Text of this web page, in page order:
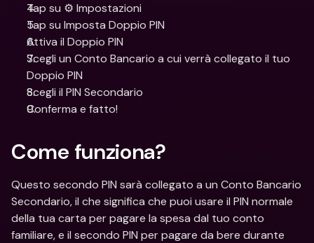
Tap su ⚙️ Impostazioni
Tap su Imposta Doppio PIN
Attiva il Doppio PIN
Scegli un Conto Bancario a cui verrà collegato il tuo
Doppio PIN
Scegli il PIN Secondario
Conferma e fatto!
Come funziona?
Questo secondo PIN sarà collegato a un Conto Bancario
Secondario, il che significa che puoi usare il PIN normale
della tua carta per pagare la spesa dal tuo conto
familiare, e il secondo PIN per pagare da bere durante